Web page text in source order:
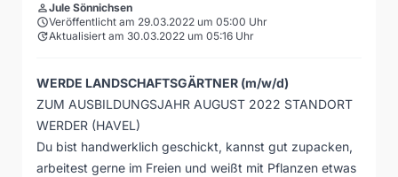
personJule Sönnichsen
scheduleVeröffentlicht am 29.03.2022 um 05:00 Uhr
updateAktualisiert am 30.03.2022 um 05:16 Uhr
WERDE LANDSCHAFTSGÄRTNER (m/w/d)
ZUM AUSBILDUNGSJAHR AUGUST 2022 STANDORT
WERDER (HAVEL)
Du bist handwerklich geschickt, kannst gut zupacken,
arbeitest gerne im Freien und weißt mit Pflanzen etwas